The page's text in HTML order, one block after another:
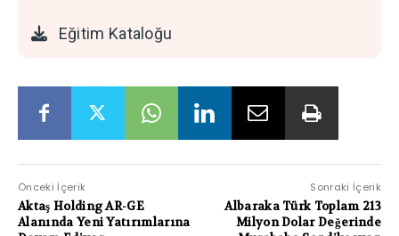
Eğitim Kataloğu
Önceki İçerik
Aktaş Holding AR-GE
Alanında Yeni Yatırımlarına
Sonraki İçerik
Albaraka Türk Toplam 213
Milyon Dolar Değerinde